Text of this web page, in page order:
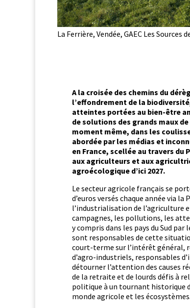
La Ferrière, Vendée, GAEC Les
A la croisée des chemins du
l’effondrement de la
atteintes portées au bien-être
de solu­tions des grands maux
moment même, dans les
abor­dée par les médias et
en France, scel­lée au tra­vers
aux agricul­teurs et aux
agroé­cologique d’ici 2027.
Le secteur agri­cole français se
d’euros ver­sés chaque année via la
l’industrialisation de l’agriculture
cam­pagnes, les pol­lu­tions, les
y com­pris dans les pays du Sud
sont respon­s­ables de cette
court-terme sur l’in­térêt général,
d’a­gro-indus­triels, respon­s­ables
détourn­er l’at­ten­tion des caus­es
de la retraite et de lourds défis à
poli­tique à un tour­nant his­torique
monde agri­cole et les écosystèmes.